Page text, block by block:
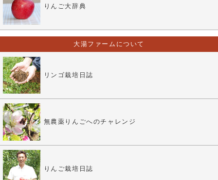
りんご大辞典
大湯ファームについて
リンゴ栽培日誌
無農薬りんごへのチャレンジ
りんご栽培日誌